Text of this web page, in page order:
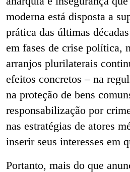
moderna está disposta a
prática das últimas
em fases de crise política,
arranjos plurilaterais
efeitos concretos – na
na proteção de bens
responsabilização por
nas estratégias de atores
inserir seus interesses em
Portanto, mais do que